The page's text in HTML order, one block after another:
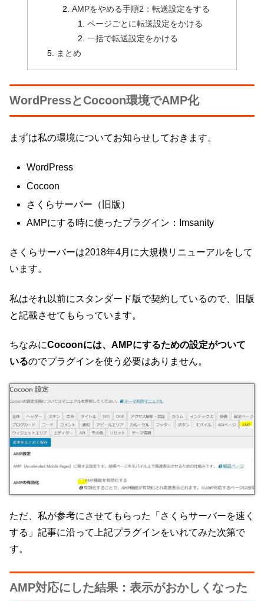
AMPをやめる手順2：転送設定をする
ページごとに転送設定をかける
一括で転送設定をかける
まとめ
WordPressとCocoon環境でAMP化
まずは私の環境についてお知らせしておきます。
WordPress
Cocoon
さくらサーバー（旧版）
AMPにする時に使ったプラグイン：Imsanity
さくらサーバーは2018年4月に大規模リニューアルをして
います。
私はそれ以前にスタンダード版で契約しているので、旧版
と記載させてもらっています。
ちなみにCocoonには、AMPにするための設定がついて
いるのでプラグインを使う必要はありません。
ただ、私が参考にさせてもらった「さくらサーバーを速く
する」記事に沿って上記プラグインをいれてみた次第で
す。
AMP対応にした結果：表示がおかしくなった